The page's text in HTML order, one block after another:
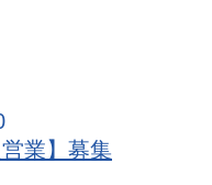
業】募集